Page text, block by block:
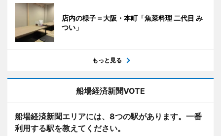
店内の様子＝大阪・本町「魚菜料理 二代目 み
つい」
もっと見る
船場経済新聞VOTE
船場経済新聞エリアには、8つの駅があります。一番
利用する駅を教えてください。